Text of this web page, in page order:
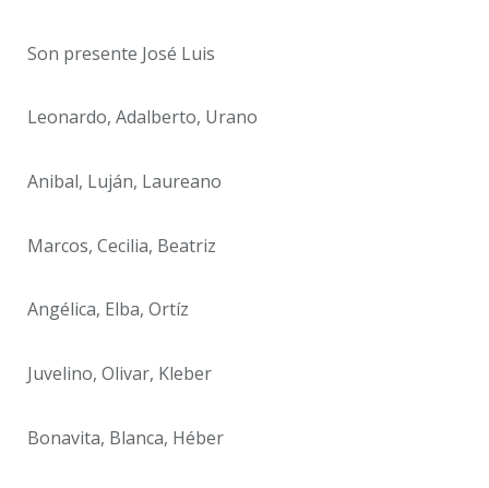
Son presente José Luis
Leonardo, Adalberto, Urano
Anibal, Luján, Laureano
Marcos, Cecilia, Beatriz
Angélica, Elba, Ortíz
Juvelino, Olivar, Kleber
Bonavita, Blanca, Héber